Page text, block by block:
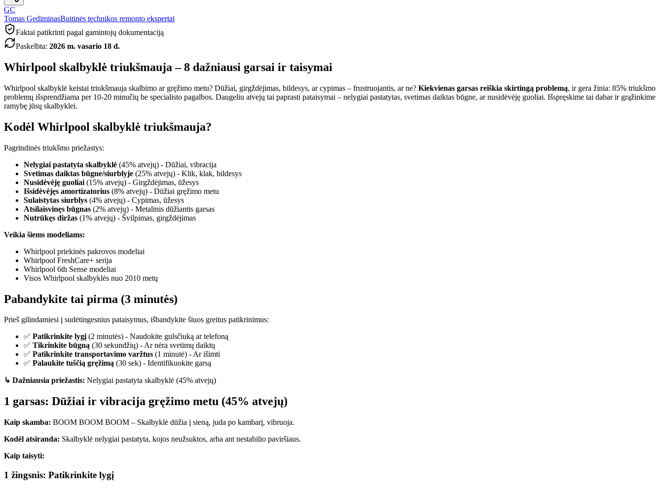
GC
Tomas GediminasBuitinės technikos remonto ekspertai
Faktai patikrinti pagal gamintojų dokumentaciją
Paskelbta: 2026 m. vasario 18 d.
Whirlpool skalbyklė triukšmauja – 8 dažniausi garsai ir taisymai
Whirlpool skalbyklė keistai triukšmauja skalbimo ar gręžimo metu? Dūžiai, girgždėjimas, bildesys, ar cypimas – frustruojantis, ar ne? Kiekvienas garsas reiškia skirtingą problemą, ir gera žinia: 85% triukšmo
problemų išsprendžiama per 10-20 minučių be specialisto pagalbos. Daugeliu atvejų tai paprasti pataisymai – nelygiai pastatytas, svetimas daiktas būgne, ar nusidėvėję guoliai. Išspręskime tai dabar ir grąžinkime
ramybę jūsų skalbyklei.
Kodėl Whirlpool skalbyklė triukšmauja?
Pagrindinės triukšmo priežastys:
Nelygiai pastatyta skalbyklė (45% atvejų) - Dūžiai, vibracija
Svetimas daiktas būgne/siurblyje (25% atvejų) - Klik, klak, bildesys
Nusidėvėję guoliai (15% atvejų) - Girgždėjimas, ūžesys
Išsidėvėjęs amortizatorius (8% atvejų) - Dūžiai gręžimo metu
Sulaistytas siurblys (4% atvejų) - Cypimas, ūžesys
Atsilaisvinęs būgnas (2% atvejų) - Metalinis dūžiantis garsas
Nutrūkęs diržas (1% atvejų) - Švilpimas, girgždėjimas
Veikia šiems modeliams:
Whirlpool priekinės pakrovos modeliai
Whirlpool FreshCare+ serija
Whirlpool 6th Sense modeliai
Visos Whirlpool skalbyklės nuo 2010 metų
Pabandykite tai pirma (3 minutės)
Prieš gilindamiesi į sudėtingesnius pataisymus, išbandykite šiuos greitus patikrinimus:
✅ Patikrinkite lygį(2 minutės) - Naudokite gulsčiuką ar telefoną
✅ Tikrinkite būgną (30 sekundžių) - Ar nėra svetimų daiktų
✅ Patikrinkite transportavimo varžtus (1 minutė) - Ar išimti
✅ Palaukite tuščią gręžimą (30 sek) - Identifikuokite garsą
↳ Dažniausia priežastis: Nelygiai pastatyta skalbyklė (45% atvejų)
1 garsas: Dūžiai ir vibracija gręžimo metu (45% atvejų)
Kaip skamba: BOOM BOOM BOOM – Skalbyklė dūžia į sieną, juda po kambarį, vibruoja.
Kodėl atsiranda: Skalbyklė nelygiai pastatyta, kojos neužsuktos, arba ant nestabilio paviršiaus.
Kaip taisyti:
1 žingsnis: Patikrinkite lygį